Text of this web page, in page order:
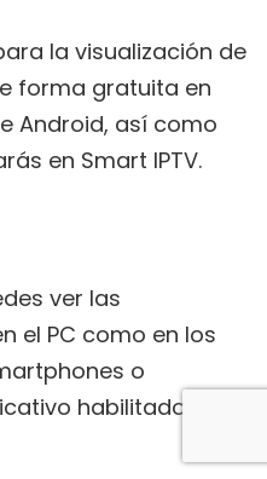
la visualización de
forma gratuita en
Android, así como
en Smart IPTV.
ver las
el PC como en los
o
habilitado al